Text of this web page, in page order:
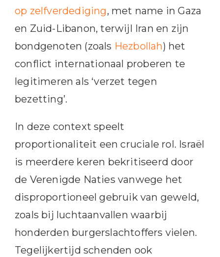
op zelfverdediging, met name in Gaza
en Zuid-Libanon, terwijl Iran en zijn
bondgenoten (zoals Hezbollah) het
conflict internationaal proberen te
legitimeren als ‘verzet tegen
bezetting’.
In deze context speelt
proportionaliteit een cruciale rol. Israël
is meerdere keren bekritiseerd door
de Verenigde Naties vanwege het
disproportioneel gebruik van geweld,
zoals bij luchtaanvallen waarbij
honderden burgerslachtoffers vielen.
Tegelijkertijd schenden ook